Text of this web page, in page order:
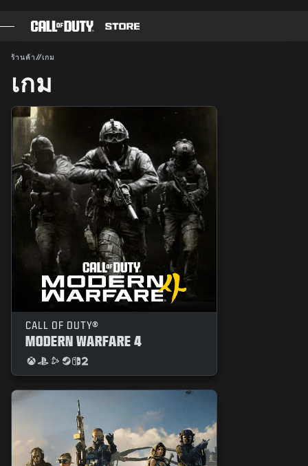
เกม
BATTLE PASS
แบล็กเซลล์
แต้ม COD
GEAR SHOP
COMBAT BUILDS
ข่าว
STORE
อีสปอร์ต
การสนับสนุน
ลงทะเบียน
ร้านค้า//เกม
เกม
CALL OF DUTY®
MODERN WARFARE 4